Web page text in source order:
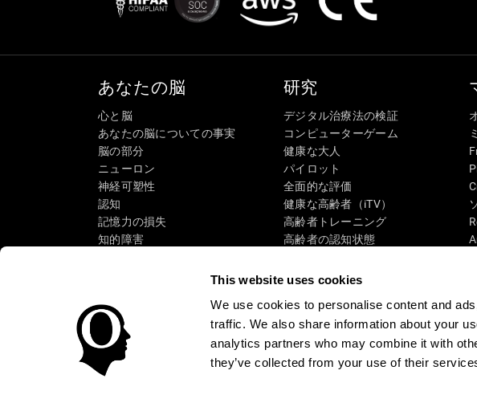
This website uses cookies
We use cookies to personalise content and
traffic. We also share information about your
analytics partners who may combine it with
they’ve collected from your use of their
あなたの脳
心と脳
あなたの脳についての事実
脳の部分
ニューロン
神経可塑性
認知
記憶力の損失
知的障害
注意
研究
デジタル治療法の検証
コンピューターゲーム
健康な大人
パイロット
全面的な評価
健康な高齢者（iTV）
高齢者トレーニング
高齢者の認知状態
タクソノミーSG4D